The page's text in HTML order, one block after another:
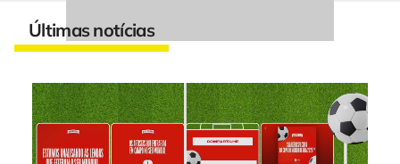
Últimas notícias